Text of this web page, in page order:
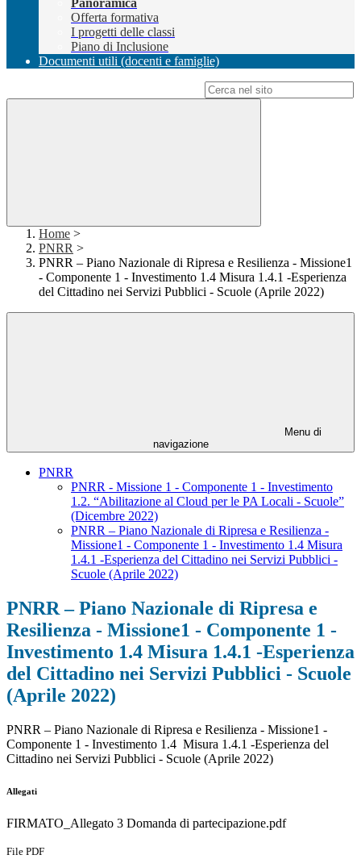
Panoramica
Offerta formativa
I progetti delle classi
Piano di Inclusione
Documenti utili (docenti e famiglie)
Home >
PNRR >
PNRR – Piano Nazionale di Ripresa e Resilienza - Missione1
- Componente 1 - Investimento 1.4 Misura 1.4.1 -Esperienza
del Cittadino nei Servizi Pubblici - Scuole (Aprile 2022)
Menu di
navigazione
PNRR
PNRR - Missione 1 - Componente 1 - Investimento
1.2. “Abilitazione al Cloud per le PA Locali - Scuole”
(Dicembre 2022)
PNRR – Piano Nazionale di Ripresa e Resilienza -
Missione1 - Componente 1 - Investimento 1.4 Misura
1.4.1 -Esperienza del Cittadino nei Servizi Pubblici -
Scuole (Aprile 2022)
PNRR – Piano Nazionale di Ripresa e
Resilienza - Missione1 - Componente 1 -
Investimento 1.4 Misura 1.4.1 -Esperienza
del Cittadino nei Servizi Pubblici - Scuole
(Aprile 2022)
PNRR – Piano Nazionale di Ripresa e Resilienza - Missione1 -
Componente 1 - Investimento 1.4 Misura 1.4.1 -Esperienza del
Cittadino nei Servizi Pubblici - Scuole (Aprile 2022)
Allegati
FIRMATO_Allegato 3 Domanda di partecipazione.pdf
File PDF